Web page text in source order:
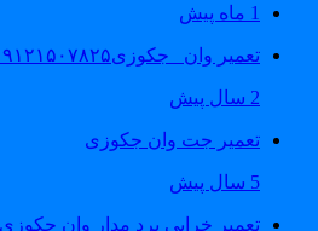
1 ماه پیش
تعمیر وان _جکوزی۰۹۱۲۱۵۰۷۸۲۵
تعمیر جت وان جکوزی
تعمیر خرابی برد مدار وان جکوزی